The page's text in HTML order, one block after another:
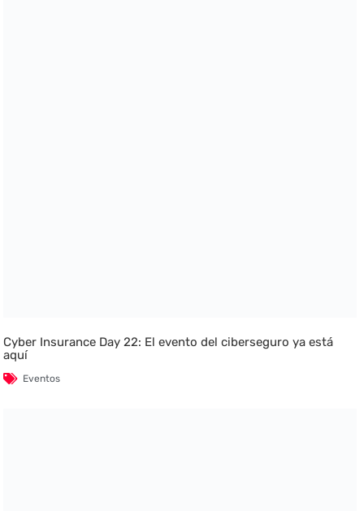
Cyber Insurance Day 22: El evento del ciberseguro ya está
aquí
Eventos